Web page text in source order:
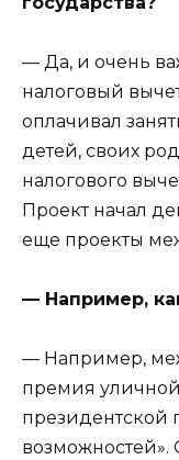
— Да, и очень
налоговый
оплачивал
детей, своих
налогового
Проект начал
еще проекты
— Например,
— Например,
премия
президентской
возможностей».